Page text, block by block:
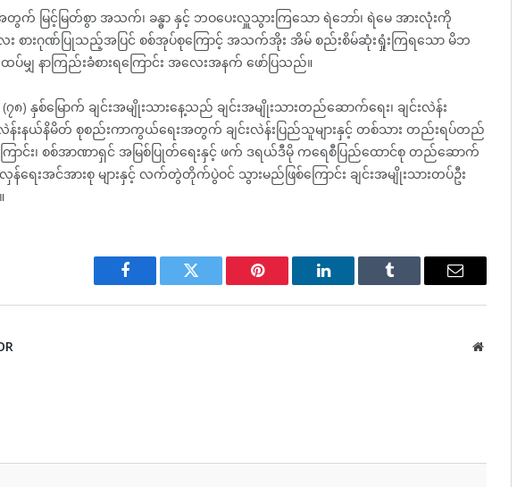
မြင့်မြတ်စွာ အသက်၊ ခန္ဓာ နှင့် ဘဝပေးလှူသွားကြသော ရဲဘော်၊ ရဲမေ အားလုံးကို
စားဂုဏ်ပြုသည့်အပြင် စစ်အုပ်စုကြောင့် အသက်အိုး အိမ် စည်းစိမ်ဆုံးရှုံးကြရသော မိဘ
မျှ နာကြည်းခံစားရကြောင်း အလေးအနက် ဖော်ပြသည်။
နှစ်မြောက် ချင်းအမျိုးသားနေ့သည် ချင်းအမျိုးသားတည်ဆောက်ရေး၊ ချင်းလဲန်း
န်းနယ်နိမိတ် စုစည်းကာကွယ်ရေးအတွက် ချင်းလဲန်းပြည်သူများနှင့် တစ်သား တည်းရပ်တည်
ောင်း၊ စစ်အာဏာရှင် အမြစ်ပြုတ်ရေးနှင့် ဖက် ဒရယ်ဒီမို ကရေစီပြည်ထောင်စု တည်ဆောက်
းအင်အားစု များနှင့် လက်တွဲတိုက်ပွဲဝင် သွားမည်ဖြစ်ကြောင်း ချင်းအမျိုးသားတပ်ဦး
Facebook Twitter Pinterest LinkedIn Tumblr Email
Website